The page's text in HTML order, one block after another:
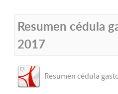
Resumen cédula
2017
Resumen cédula